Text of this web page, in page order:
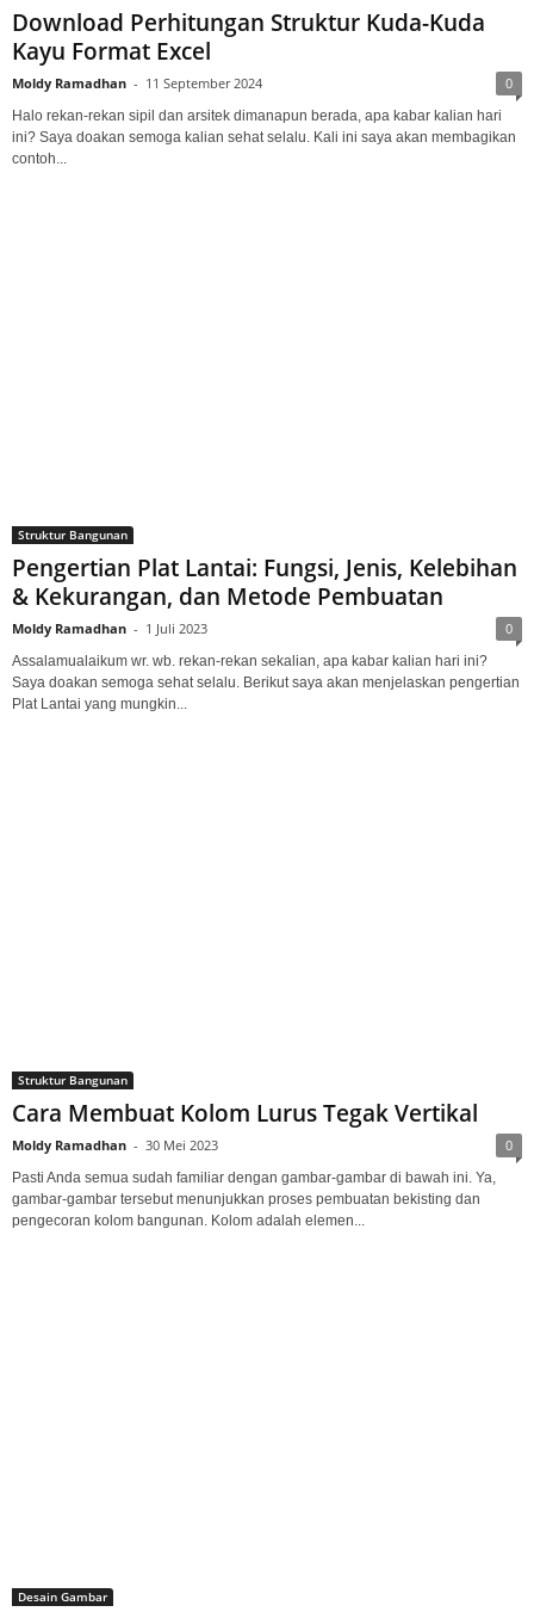
Download Perhitungan Struktur Kuda-Kuda
Kayu Format Excel
Moldy Ramadhan - 11 September 2024 0
Halo rekan-rekan sipil dan arsitek dimanapun berada, apa kabar kalian hari
ini? Saya doakan semoga kalian sehat selalu. Kali ini saya akan membagikan
contoh...
Struktur Bangunan
Pengertian Plat Lantai: Fungsi, Jenis, Kelebihan
& Kekurangan, dan Metode Pembuatan
Moldy Ramadhan - 1 Juli 2023 0
Assalamualaikum wr. wb. rekan-rekan sekalian, apa kabar kalian hari ini?
Saya doakan semoga sehat selalu. Berikut saya akan menjelaskan pengertian
Plat Lantai yang mungkin...
Struktur Bangunan
Cara Membuat Kolom Lurus Tegak Vertikal
Moldy Ramadhan - 30 Mei 2023 0
Pasti Anda semua sudah familiar dengan gambar-gambar di bawah ini. Ya,
gambar-gambar tersebut menunjukkan proses pembuatan bekisting dan
pengecoran kolom bangunan. Kolom adalah elemen...
Desain Gambar